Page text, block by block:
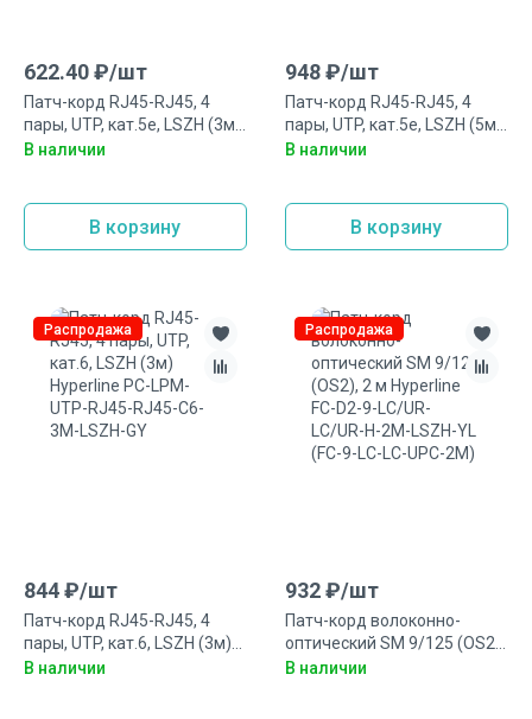
622.40₽/шт
Патч-корд RJ45-RJ45, 4
пары, UTP, кат.5е, LSZH (3м)
Hyperline PC-LPM-UTP-RJ45-
В наличии
В корзину
948₽/шт
Патч-корд RJ45-RJ45, 4
пары, UTP, кат.5е, LSZH (5м)
Hyperline PC-LPM-UTP-RJ45-
В наличии
В корзину
Распродажа
844₽/шт
Патч-корд RJ45-RJ45, 4
пары, UTP, кат.6, LSZH (3м)
Hyperline PC-LPM-UTP-RJ45-
В наличии
Распродажа
932₽/шт
Патч-корд волоконно-
оптический SM 9/125 (OS2),
2 м Hyperline FC-D2-9-LC/UR-
В наличии